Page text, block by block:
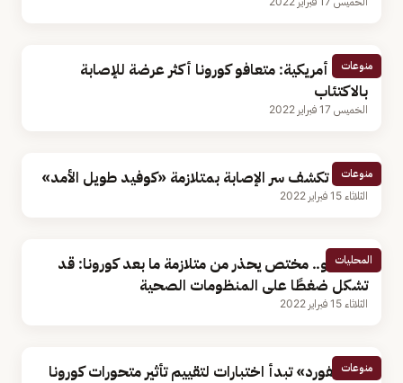
منوعات
دراسة أمريكية: متعافو كورونا أكثر عرضة للإصابة
بالاكتئاب
الخميس 17 فبراير 2022
منوعات
دراسة تكشف سر الإصابة بمتلازمة «كوفيد طويل الأمد»
الثلاثاء 15 فبراير 2022
المحليات
بالفيديو.. مختص يحذر من متلازمة ما بعد كورونا: قد
تشكل ضغطًا على المنظومات الصحية
الثلاثاء 15 فبراير 2022
منوعات
«أكسفورد» تبدأ اختبارات لتقييم تأثير متحورات كورونا